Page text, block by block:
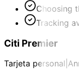
Choosing
Tracking
Citi Premier
Tarjeta personal